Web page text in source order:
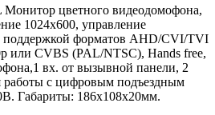
цветного видеодомофона,
1024х600, управление
поддержкой форматов AHD/CVI/TVI
или CVBS (PAL/NTSC), Hands free,
вх. от вызывной панели, 2
работы с цифровым подъездным
Габариты: 186х108х20мм.